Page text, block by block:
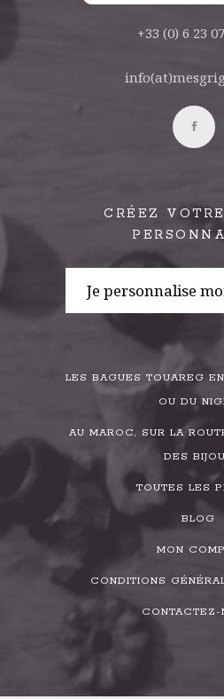
+33 (0) 6 23
CRÉEZ
Je personnalise
LES BAGUES TOUAREG
OU DU
AU MAROC, SUR LA
DES
TOUTES LES
BLOG
MON
CONDITIONS
CONTACTEZ-